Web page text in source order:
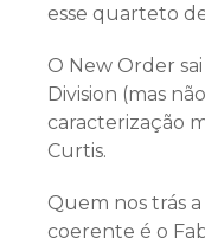
esse quarteto
O New Order
Division (mas
caracterização
Curtis.
Quem nos trás
coerente é o